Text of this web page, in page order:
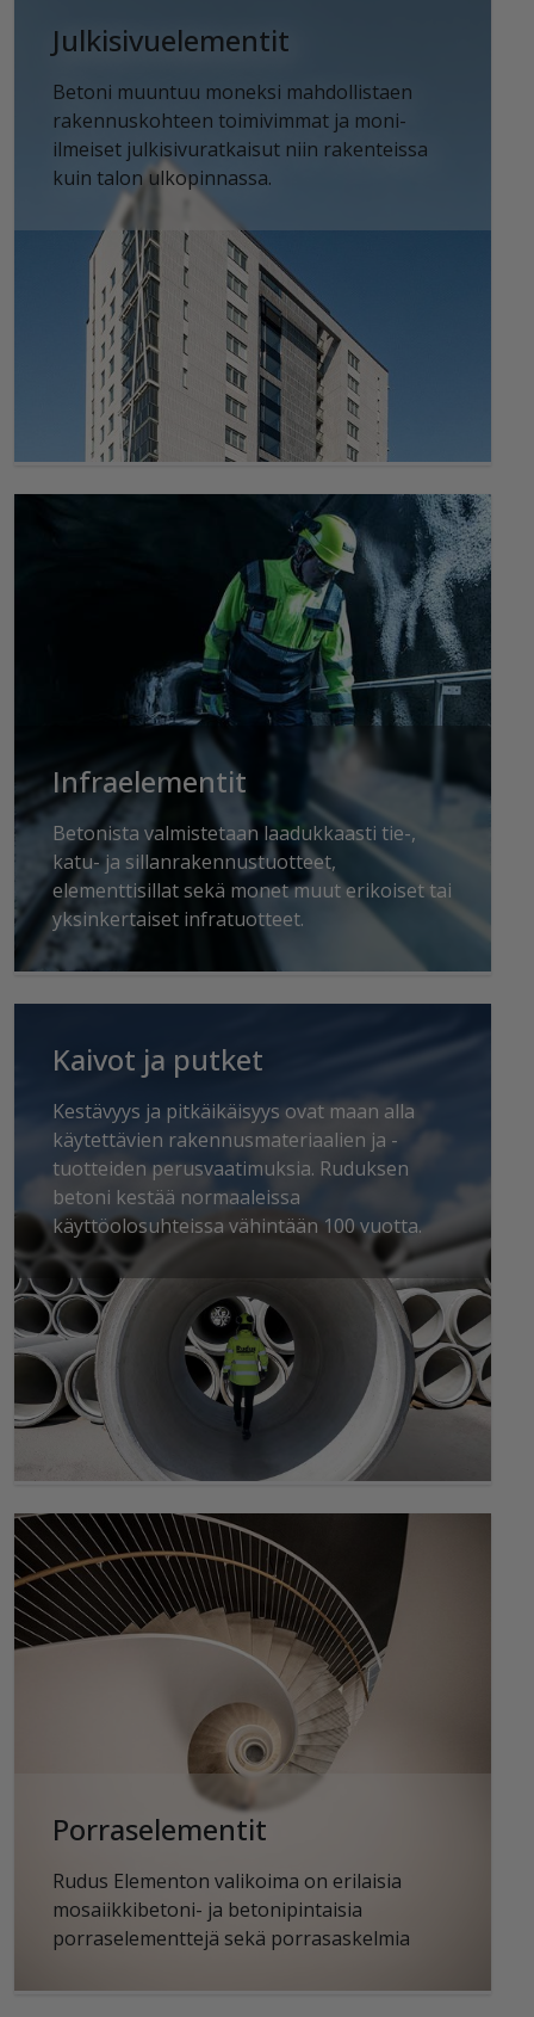
Julkisivuelementit
Betoni muuntuu moneksi mahdollistaen
rakennuskohteen toimivimmat ja moni-
ilmeiset julkisivuratkaisut niin rakenteissa
kuin talon ulkopinnassa.
Infraelementit
Betonista valmistetaan laadukkaasti tie-,
katu- ja sillanrakennustuotteet,
elementtisillat sekä monet muut erikoiset tai
yksinkertaiset infratuotteet.
Kaivot ja putket
Kestävyys ja pitkäikäisyys ovat maan alla
käytettävien rakennusmateriaalien ja -
tuotteiden perusvaatimuksia. Ruduksen
betoni kestää normaaleissa
käyttöolosuhteissa vähintään 100 vuotta.
Porraselementit
Rudus Elementon valikoima on erilaisia
mosaiikkibetoni- ja betonipintaisia
porraselementtejä sekä porrasaskelmia